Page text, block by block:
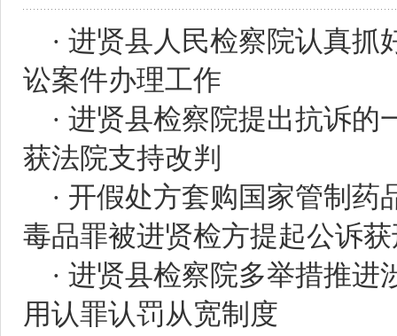
· 进贤县人民检察院认真抓
讼案件办理工作
· 进贤县检察院提出抗诉的
获法院支持改判
· 开假处方套购国家管制药
毒品罪被进贤检方提起公诉
· 进贤县检察院多举措推进
用认罪认罚从宽制度